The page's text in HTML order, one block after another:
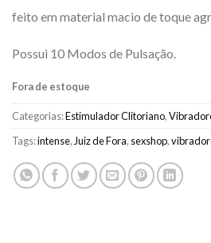
feito em material macio de toque
Possui 10 Modos de Pulsação.
Fora de estoque
Categorias:Estimulador Clitoriano,
Tags:intense, Juiz de Fora, sexshop,